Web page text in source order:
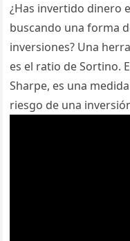
¿Has invertido dinero
buscando una forma
inversiones? Una
es el ratio de Sortino.
Sharpe, es una
riesgo de una